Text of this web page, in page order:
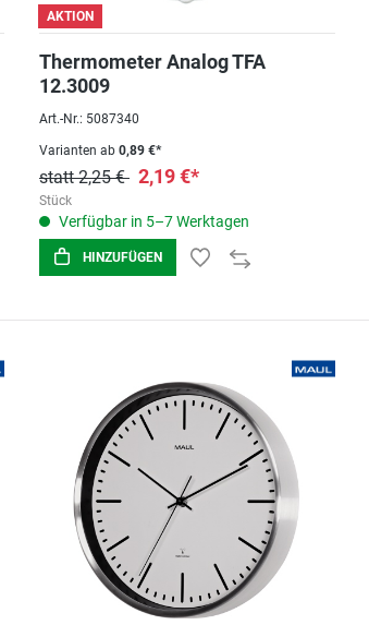
AKTION
Thermometer Analog TFA
12.3009
Art.-Nr.: 5087340
Varianten ab 0,89 €*
statt 2,25 € 2,19 €*
Stück
Verfügbar in 5–7 Werktagen
HINZUFÜGEN